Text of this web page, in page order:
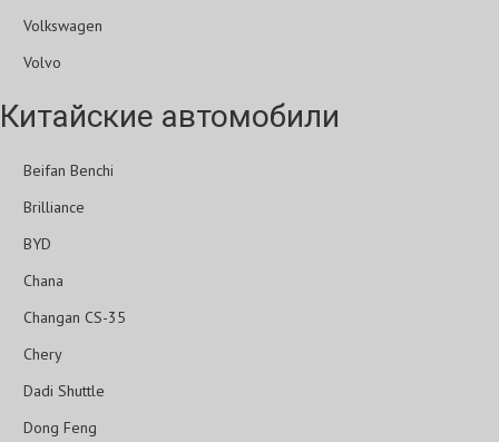
Volkswagen
Volvo
Китайские автомобили
Beifan Benchi
Brilliance
BYD
Chana
Changan CS-35
Chery
Dadi Shuttle
Dong Feng